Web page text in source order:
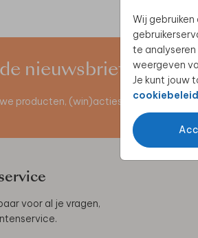
Wij
te
weergeven
Je kunt jouw
cookiebeleid
nieuwsbrief
producten, (win)acties en unieke
voor al je vragen,
.